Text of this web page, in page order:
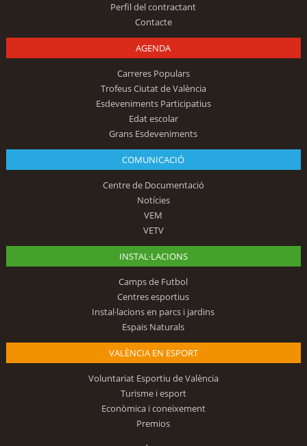
Perfil del contractant
Contacte
AGENDA
Carreres Populars
Trofeus Ciutat de València
Esdeveniments Participatius
Edat escolar
Grans Esdeveniments
COMUNICACIÓ
Centre de Documentació
Notícies
VEM
VETV
INSTAL·LACIONS
Camps de Futbol
Centres esportius
Instal·lacions en parcs i jardins
Espais Naturals
VALÈNCIA EN ESPORT
Voluntariat Esportiu de València
Turisme i esport
Econòmica i coneixement
Premios